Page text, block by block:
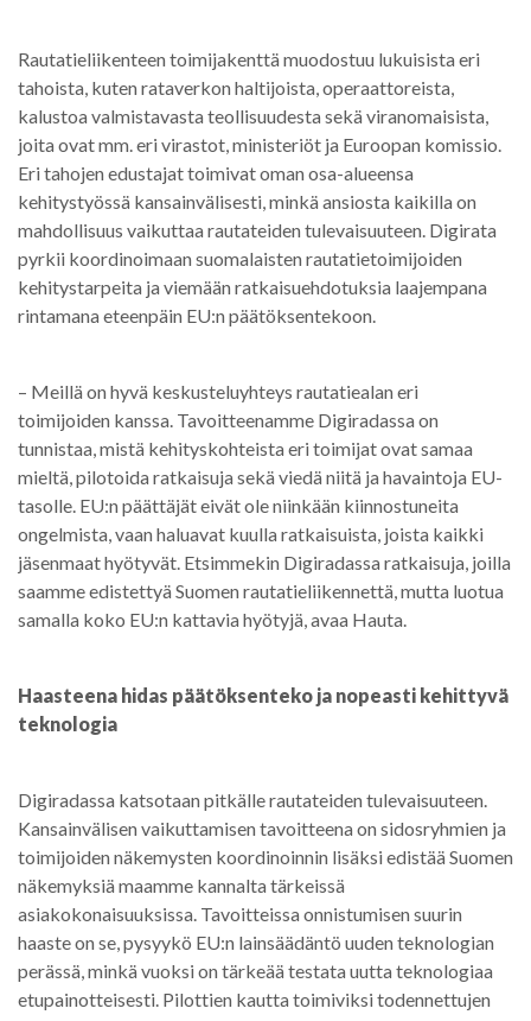
Rautatieliikenteen toimijakenttä muodostuu lukuisista eri
tahoista, kuten rataverkon haltijoista, operaattoreista,
kalustoa valmistavasta teollisuudesta sekä viranomaisista,
joita ovat mm. eri virastot, ministeriöt ja Euroopan komissio.
Eri tahojen edustajat toimivat oman osa-alueensa
kehitystyössä kansainvälisesti, minkä ansiosta kaikilla on
mahdollisuus vaikuttaa rautateiden tulevaisuuteen. Digirata
pyrkii koordinoimaan suomalaisten rautatietoimijoiden
kehitystarpeita ja viemään ratkaisuehdotuksia laajempana
rintamana eteenpäin EU:n päätöksentekoon.
– Meillä on hyvä keskusteluyhteys rautatiealan eri
toimijoiden kanssa. Tavoitteenamme Digiradassa on
tunnistaa, mistä kehityskohteista eri toimijat ovat samaa
mieltä, pilotoida ratkaisuja sekä viedä niitä ja havaintoja EU-
tasolle. EU:n päättäjät eivät ole niinkään kiinnostuneita
ongelmista, vaan haluavat kuulla ratkaisuista, joista kaikki
jäsenmaat hyötyvät. Etsimmekin Digiradassa ratkaisuja, joilla
saamme edistettyä Suomen rautatieliikennettä, mutta luotua
samalla koko EU:n kattavia hyötyjä, avaa Hauta.
Haasteena hidas päätöksenteko ja nopeasti kehittyvä
teknologia
Digiradassa katsotaan pitkälle rautateiden tulevaisuuteen.
Kansainvälisen vaikuttamisen tavoitteena on sidosryhmien ja
toimijoiden näkemysten koordinoinnin lisäksi edistää Suomen
näkemyksiä maamme kannalta tärkeissä
asiakokonaisuuksissa. Tavoitteissa onnistumisen suurin
haaste on se, pysyykö EU:n lainsäädäntö uuden teknologian
perässä, minkä vuoksi on tärkeää testata uutta teknologiaa
etupainotteisesti. Pilottien kautta toimiviksi todennettujen